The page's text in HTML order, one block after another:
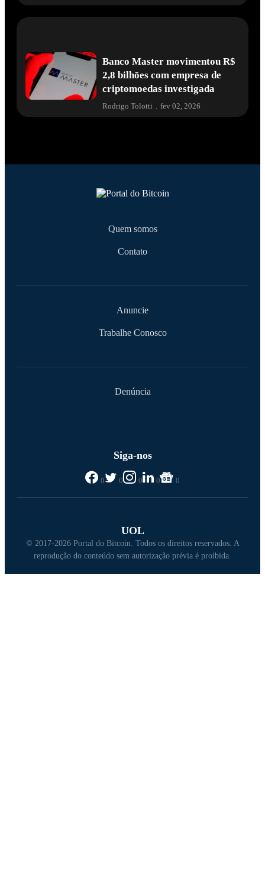
Banco Master movimentou R$
2,8 bilhões com empresa de
criptomoedas investigada
Rodrigo Tolotti fev 02, 2026
Quem somos
Contato
Anuncie
Trabalhe Conosco
Denúncia
Siga-nos
0 0 0 0 0
UOL
© 2017-2026 Portal do Bitcoin. Todos os direitos reservados. A
reprodução do conteúdo sem autorização prévia é proibida.